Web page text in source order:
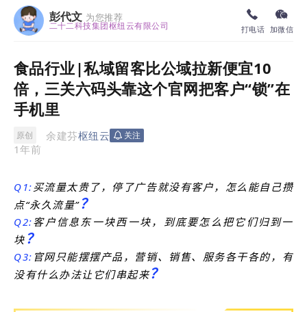
彭代文 为您推荐
二十二科技集团枢纽云有限公司 打电话 加微信
食品行业|私域留客比公域拉新便宜10
倍，三关六码头靠这个官网把客户“锁”在
手机里
原创 余建芬枢纽云 关注
1年前
Q1: 买流量太贵了，停了广告就没有客户，怎么能自己攒
点“永久流量”？
Q2:客户信息东一块西一块，到底要怎么把它们归到一
块 ？
Q3: 官网只能摆摆产品，营销、销售、服务各干各的，有
没有什么办法让它们串起来？